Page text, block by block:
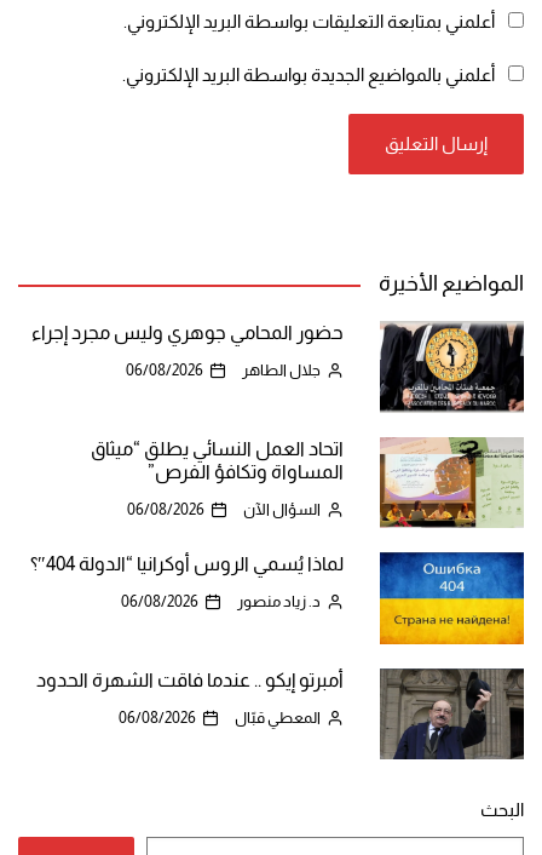
أعلمني بمتابعة التعليقات بواسطة البريد الإلكتروني.
أعلمني بالمواضيع الجديدة بواسطة البريد الإلكتروني.
المواضيع الأخيرة
حضور المحامي جوهري وليس مجرد إجراء
جلال الطاهر 06/08/2026
اتحاد العمل النسائي يطلق “ميثاق
المساواة وتكافؤ الفرص”
السؤال الآن 06/08/2026
لماذا يُسمي الروس أوكرانيا “الدولة 404″؟
د. زياد منصور 06/08/2026
أمبرتو إيكو .. عندما فاقت الشهرة الحدود
المعطي قبّال 06/08/2026
البحث